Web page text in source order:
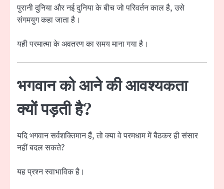
पुरानी दुनिया और नई दुनिया के बीच जो परिवर्तन काल है, उसे
संगमयुग कहा जाता है।
यही परमात्मा के अवतरण का समय माना गया है।
भगवान को आने की आवश्यकता
क्यों पड़ती है?
यदि भगवान सर्वशक्तिमान हैं, तो क्या वे परमधाम में बैठकर ही संसार
नहीं बदल सकते?
यह प्रश्न स्वाभाविक है।